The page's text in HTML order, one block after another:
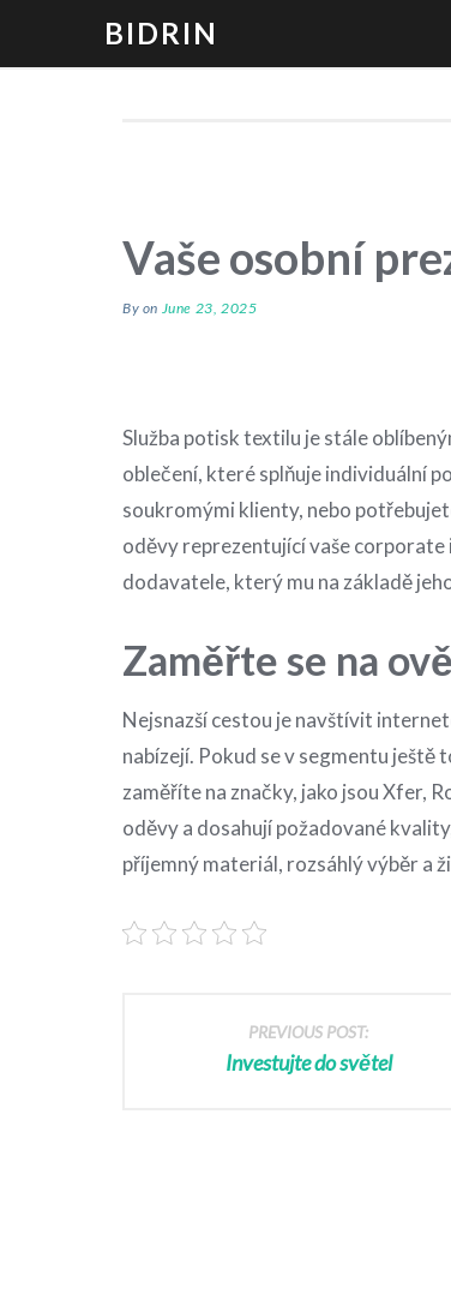
BIDRIN
Vaše osobní
By on June 23, 2025
Služba potisk textilu je stále
oblečení, které splňuje individuální
soukromými klienty, nebo
oděvy reprezentující vaše
dodavatele, který mu na základě
Zaměřte se na
Nejsnazší cestou je navštívit
nabízejí. Pokud se v segmentu ještě
zaměříte na značky, jako jsou Xfer,
oděvy a dosahují požadované
příjemný materiál, rozsáhlý výběr a
PREVIOUS POST:
Investujte do světel